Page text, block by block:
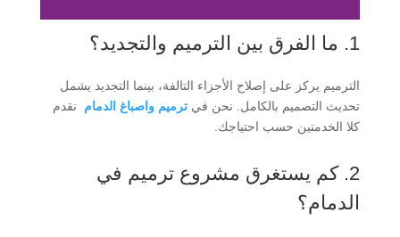
1. ما الفرق بين الترميم والتجديد؟
الترميم يركز على إصلاح الأجزاء التالفة، بينما التجديد يشمل
تحديث التصميم بالكامل. نحن في ترميم واصباغ الدمام نقدم
كلا الخدمتين حسب احتياجك.
2. كم يستغرق مشروع ترميم في
الدمام؟